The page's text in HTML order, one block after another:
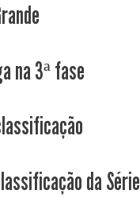
na 3ª fase
da Série